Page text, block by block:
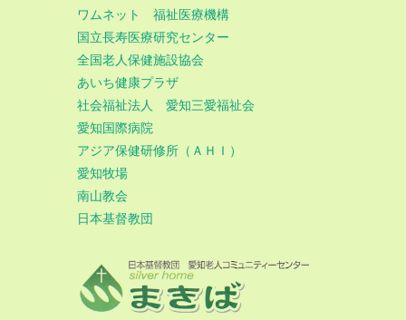
ワムネット 福祉医療機構
国立長寿医療研究センター
全国老人保健施設協会
あいち健康プラザ
社会福祉法人 愛知三愛福祉会
愛知国際病院
アジア保健研修所（ＡＨＩ）
愛知牧場
南山教会
日本基督教団